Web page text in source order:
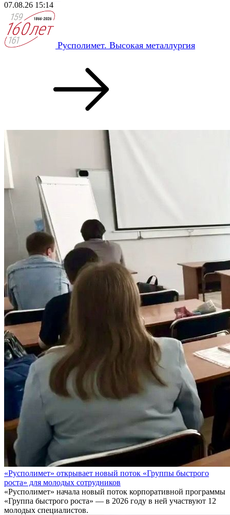
07.08.26 15:14
Русполимет. Высокая металлургия
«Русполимет» открывает новый поток «Группы быстрого
роста» для молодых сотрудников
«Русполимет» начала новый поток корпоративной программы
«Группа быстрого роста» — в 2026 году в ней участвуют 12
молодых специалистов.